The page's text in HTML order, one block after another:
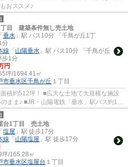
おススメ♪
丁目 建築条件無し売土地
「垂水 」駅 バス10分 「千鳥が丘1丁
分
線 「山陽垂水 」駅 バス10分 「千鳥が丘
歩1分
円
坪/1694.41㎡
市垂水区千鳥が丘 １丁目
積約512坪！ ■広大な土地で大規模な施設
まま♪ ■JR・山陽電鉄「垂水」駅バス約10
台1丁目 売土地
「塩屋 」駅 徒歩17分
線 「山陽塩屋 」駅 徒歩17分
坪/165.28㎡
市垂水区塩屋台 １丁目